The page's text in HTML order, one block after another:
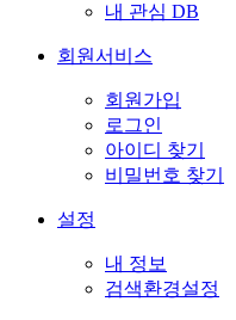
내 관심 DB
회원서비스
회원가입
로그인
아이디 찾기
비밀번호 찾기
설정
내 정보
검색환경설정